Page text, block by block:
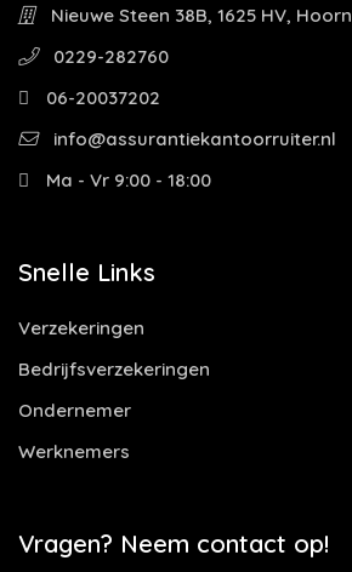
Nieuwe Steen 38B, 1625 HV, Hoorn
0229-282760
06-20037202
info@assurantiekantoorruiter.nl
Ma - Vr 9:00 - 18:00
Snelle Links
Verzekeringen
Bedrijfsverzekeringen
Ondernemer
Werknemers
Vragen? Neem contact op!